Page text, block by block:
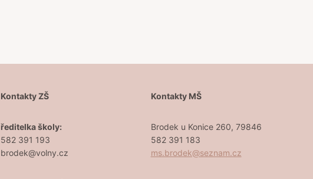
Kontakty ZŠ
ředitelka školy:
582 391 193
brodek@volny.cz
Kontakty MŠ
Brodek u Konice 260, 79846
582 391 183
ms.brodek@seznam.cz